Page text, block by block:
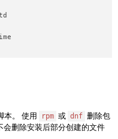
本。 使用 rpm 或 dnf 删除包
删除安装后部分创建的文件